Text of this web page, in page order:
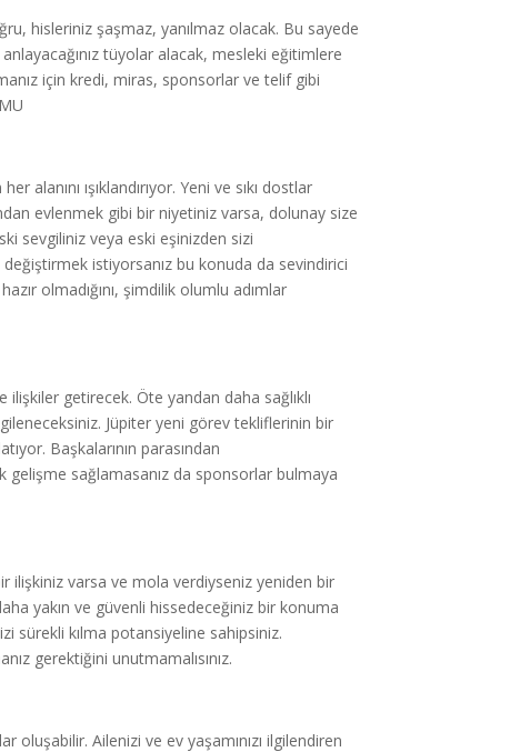
hisleriniz şaşmaz, yanılmaz olacak. Bu sayede
tüyolar alacak, mesleki eğitimlere
için kredi, miras, sponsorlar ve telif gibi
alanını ışıklandırıyor. Yeni ve sıkı dostlar
evlenmek gibi bir niyetiniz varsa, dolunay size
sevgiliniz veya eski eşinizden sizi
istiyorsanız bu konuda da sevindirici
olmadığını, şimdilik olumlu adımlar
getirecek. Öte yandan daha sağlıklı
Jüpiter yeni görev tekliflerinin bir
Başkalarının parasından
sağlamasanız da sponsorlar bulmaya
ilişkiniz varsa ve mola verdiyseniz yeniden bir
yakın ve güvenli hissedeceğiniz bir konuma
sürekli kılma potansiyeline sahipsiniz.
gerektiğini unutmamalısınız.
oluşabilir. Ailenizi ve ev yaşamınızı ilgilendiren